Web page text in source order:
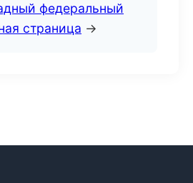
федеральный
страница →